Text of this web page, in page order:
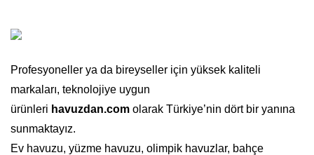
Profesyoneller ya da bireyseller için yüksek kaliteli
markaları, teknolojiye uygun
ürünleri havuzdan.com olarak Türkiye’nin dört bir yanına
sunmaktayız.
Ev havuzu, yüzme havuzu, olimpik havuzlar, bahçe